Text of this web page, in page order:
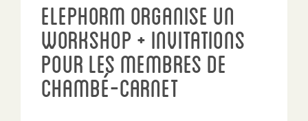
Elephorm organise un
Workshop + invitations
pour les membres de
Chambé-Carnet